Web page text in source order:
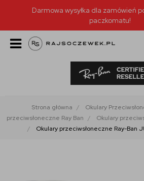
Darmowa wysyłka dla zamówień
paczkomatu!
Strona główna Okulary
przeciwsłoneczne Ray Ban
Okulary
Okulary przeciwsłoneczne Ray-Ban